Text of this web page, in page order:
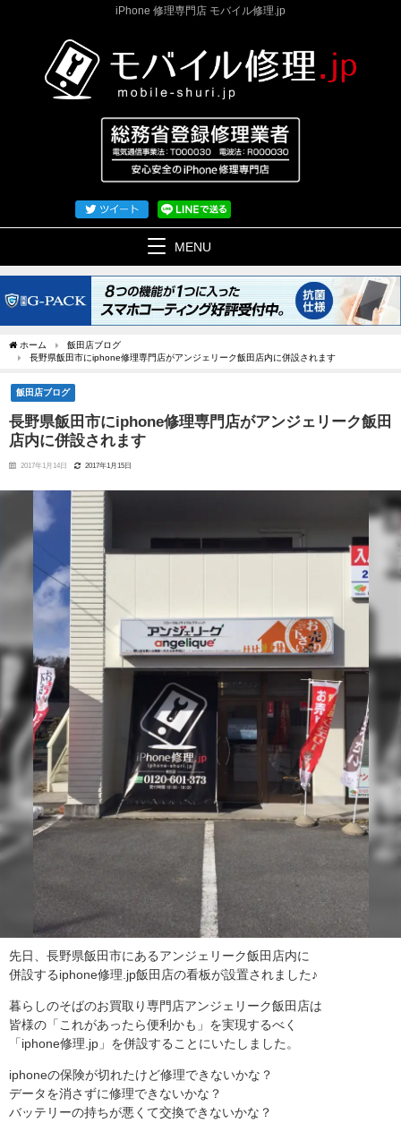
iPhone 修理専門店 モバイル修理.jp
MENU
ホーム
飯田店ブログ
長野県飯田市にiphone修理専門店がアンジェリーク飯田店内に併設されます
飯田店ブログ
長野県飯田市にiphone修理専門店がアンジェリーク飯田
店内に併設されます
2017年1月14日 2017年1月15日
先日、長野県飯田市にあるアンジェリーク飯田店内に
併設するiphone修理.jp飯田店の看板が設置されました♪
暮らしのそばのお買取り専門店アンジェリーク飯田店は
皆様の「これがあったら便利かも」を実現するべく
「iphone修理.jp」を併設することにいたしました。
iphoneの保険が切れたけど修理できないかな？
データを消さずに修理できないかな？
バッテリーの持ちが悪くて交換できないかな？